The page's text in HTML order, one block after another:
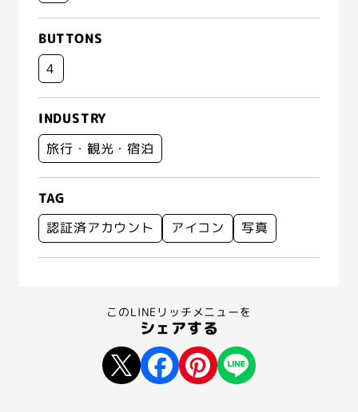
BUTTONS
4
INDUSTRY
旅行・観光・宿泊
TAG
認証済アカウント
アイコン 写真
このLINEリッチメニューを
シェアする